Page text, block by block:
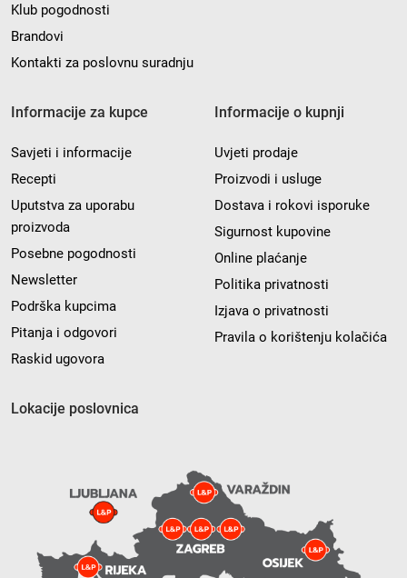
Klub pogodnosti
Brandovi
Kontakti za poslovnu suradnju
Informacije za kupce
Savjeti i informacije
Recepti
Uputstva za uporabu
proizvoda
Posebne pogodnosti
Newsletter
Podrška kupcima
Pitanja i odgovori
Raskid ugovora
Informacije o kupnji
Uvjeti prodaje
Proizvodi i usluge
Dostava i rokovi isporuke
Sigurnost kupovine
Online plaćanje
Politika privatnosti
Izjava o privatnosti
Pravila o korištenju kolačića
Lokacije poslovnica